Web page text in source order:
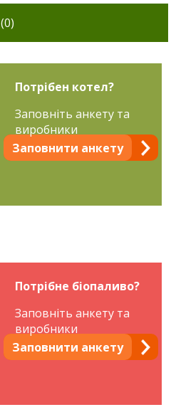
(0)
Потрібен котел?
Заповнити анкету
Заповніть анкету та
виробники
Потрібне біопаливо?
Заповнити анкету
Заповніть анкету та
виробники